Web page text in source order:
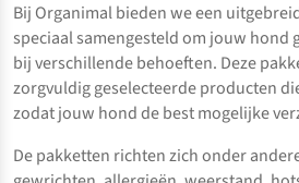
Bij Organimal bieden we een
speciaal samengesteld om jouw hond
bij verschillende behoeften. Deze
zorgvuldig geselecteerde producten
zodat jouw hond de best mogelijke
De pakketten richten zich onder